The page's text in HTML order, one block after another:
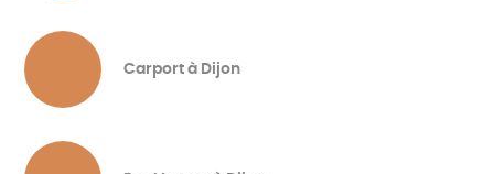
Carport à Dijon